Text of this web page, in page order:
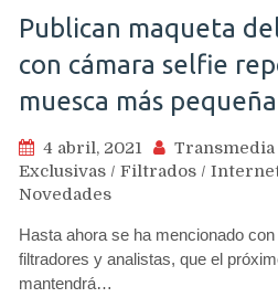
Publican maqueta
con cámara selfie
muesca más pequeña
4 abril, 2021 Transmedia
Exclusivas / Filtrados /
Novedades
Hasta ahora se ha mencionado
filtradores y analistas, que el
mantendrá…